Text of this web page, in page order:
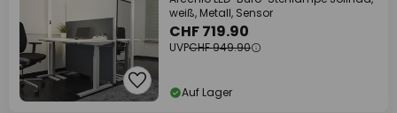
weiß, Metall, Sensor
CHF 719.90
UVPCHF 949.90
Auf Lager